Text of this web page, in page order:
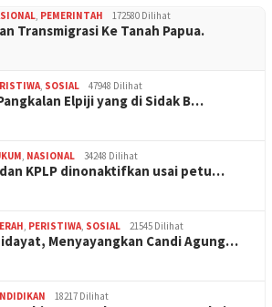
, PEMERINTAH 172580 Dilihat
Transmigrasi Ke Tanah Papua.
, SOSIAL 47948 Dilihat
Elpiji yang di Sidak B…
, NASIONAL 34248 Dilihat
dan KPLP dinonaktifkan usai petu…
, PERISTIWA, SOSIAL 21545 Dilihat
Menyayangkan Candi Agung…
18217 Dilihat